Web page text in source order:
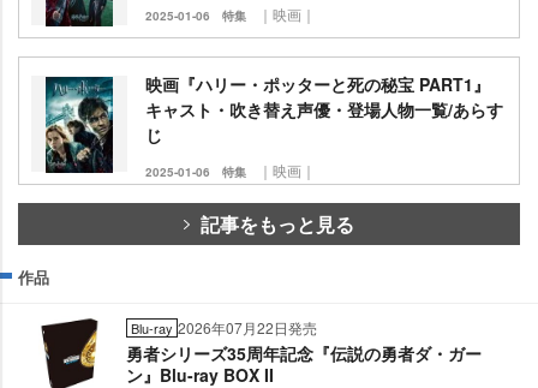
2025-01-06 特集 ｜映画｜
映画『ハリー・ポッターと死の秘宝 PART1』
キャスト・吹き替え声優・登場人物一覧/あらす
じ
2025-01-06 特集 ｜映画｜
記事をもっと見る
作品
Blu-ray 2026年07月22日発売
勇者シリーズ35周年記念『伝説の勇者ダ・ガー
ン』Blu-ray BOX II